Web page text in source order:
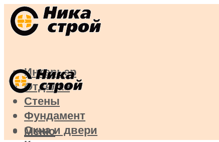
Интерьер
Отделка
Стены
Фундамент
Окна и двери
Меню